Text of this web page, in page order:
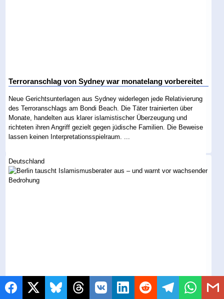
Terroranschlag von Sydney war monatelang vorbereitet
Neue Gerichtsunterlagen aus Sydney widerlegen jede Relativierung
des Terroranschlags am Bondi Beach. Die Täter trainierten über
Monate, handelten aus klarer islamistischer Überzeugung und
richteten ihren Angriff gezielt gegen jüdische Familien. Die Beweise
lassen keinen Interpretationsspielraum. ...
Deutschland
Berlin tauscht Islamismusberater aus – und warnt vor
wachsender Bedrohung